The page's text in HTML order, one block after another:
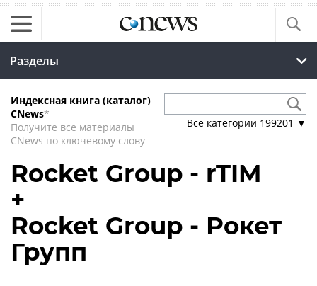
Разделы
Индексная книга (каталог)
CNews*
Получите все материалы
CNews по ключевому слову
Все категории 199201 ▼
Rocket Group - rTIM
+
Rocket Group - Рокет
Групп